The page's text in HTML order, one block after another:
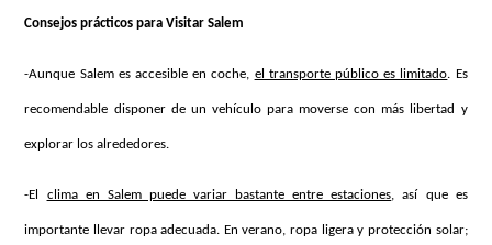
Consejos prácticos para Visitar Salem
-Aunque Salem es accesible en coche, el transporte público es limitado. Es
recomendable disponer de un vehículo para moverse con más libertad y
explorar los alrededores.
-El clima en Salem puede variar bastante entre estaciones, así que es
importante llevar ropa adecuada. En verano, ropa ligera y protección solar;